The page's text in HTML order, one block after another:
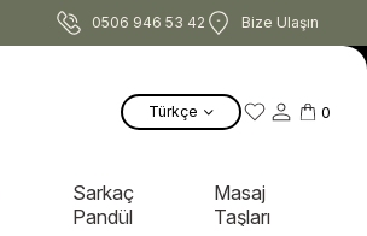
0506 946 53 42 Bize Ulaşın
Türkçe 0
Sarkaç
Pandül
Masaj
Taşları